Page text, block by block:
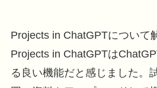
Projects in ChatGPTについて
Projects in ChatGPTは
る良い機能だと感じました。